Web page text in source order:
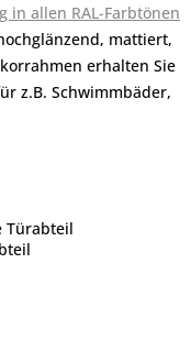
in allen RAL-Farbtönen
mattiert,
erhalten Sie
z.B. Schwimmbäder,
Türabteil